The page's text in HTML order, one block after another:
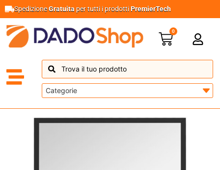
SpedizioneGratuita per tutti i prodottiPremierTech
0